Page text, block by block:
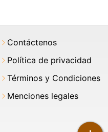
Contáctenos
Política de privacidad
Términos y Condiciones
Menciones legales